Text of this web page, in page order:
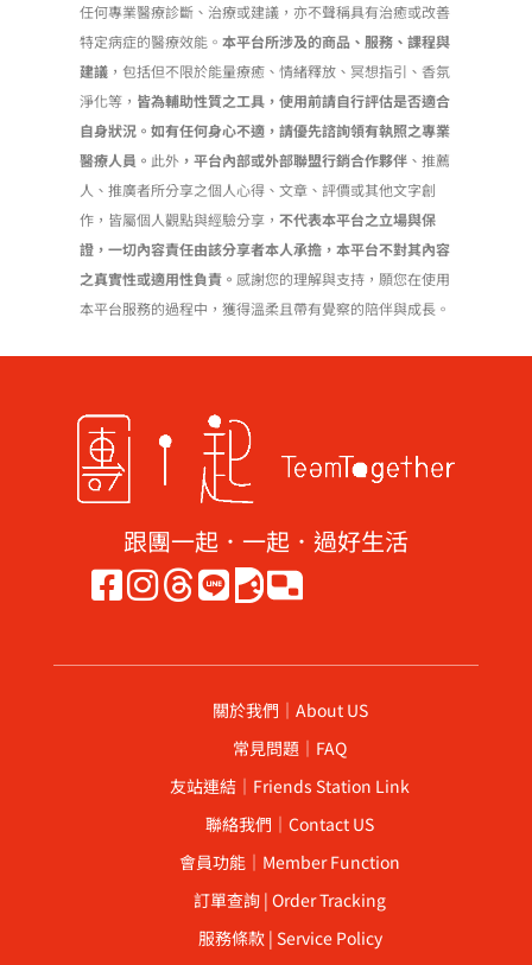
任何專業醫療診斷、治療或建議，亦不聲稱具有治癒或改善
特定病症的醫療效能。本平台所涉及的商品、服務、課程與
建議 ，包括但不限於能量療癒、情緒釋放、冥想指引、香氛
淨化等， 皆為輔助性質之工具，使用前請自行評估是否適合
自身狀況。如有任何身心不適，請優先諮詢領有執照之專業
醫療人員。 此外 ，平台內部或外部聯盟行銷合作夥伴 、推薦
人、推廣者所分享之個人心得、文章、評價或其他文字創
作，皆屬個人觀點與經驗分享，不代表本平台之立場與保
證，一切內容責任由該分享者本人承擔，本平台不對其內容
之真實性或適用性負責。 感謝您的理解與支持，願您在使用
本平台服務的過程中，獲得溫柔且帶有覺察的陪伴與成長。
跟團一起．一起．過好生活
關於我們｜About US
常見問題｜FAQ
友站連結｜Friends Station Link
聯絡我們｜Contact US
會員功能｜Member Function
訂單查詢 | Order Tracking
服務條款 | Service Policy